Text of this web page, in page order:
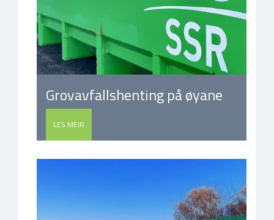
Grovavfallshenting på øyane
LES MEIR